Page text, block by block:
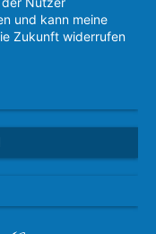
und kann meine
Zukunft widerrufen